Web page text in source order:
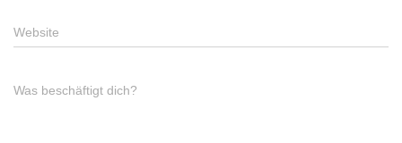
Website
Was beschäftigt dich?